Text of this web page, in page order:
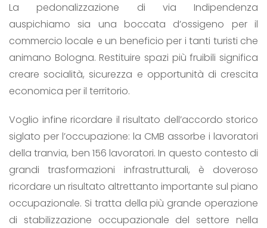
La pedonalizzazione di via Indipendenza
auspichiamo sia una boccata d’ossigeno per il
commercio locale e un beneficio per i tanti turisti che
animano Bologna. Restituire spazi più fruibili significa
creare socialità, sicurezza e opportunità di crescita
economica per il territorio.
Voglio infine ricordare il risultato dell’accordo storico
siglato per l’occupazione: la CMB assorbe i lavoratori
della tranvia, ben 156 lavoratori. In questo contesto di
grandi trasformazioni infrastrutturali, è doveroso
ricordare un risultato altrettanto importante sul piano
occupazionale. Si tratta della più grande operazione
di stabilizzazione occupazionale del settore nella